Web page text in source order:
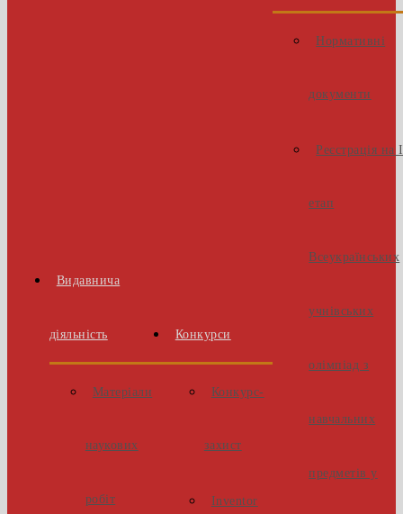
Видавнича
діяльність
Матеріали
наукових
робіт
Конкурси
Конкурс-
захист
Inventor
Нормативні
документи
Реєстрація на І
етап
Всеукраїнських
учнівських
олімпіад з
навчальних
предметів у